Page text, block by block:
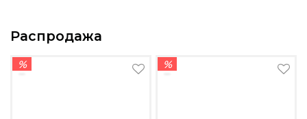
Распродажа
% %